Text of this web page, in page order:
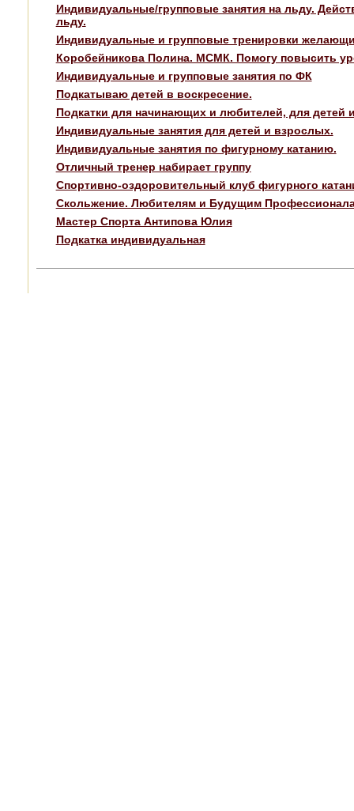
Индивидуальные/групповые занятия на льду.
льду.
Индивидуальные и групповые тренировки
Коробейникова Полина. МСМК. Помогу повысить
Индивидуальные и групповые занятия по ФК
Подкатываю детей в воскресение.
Подкатки для начинающих и любителей, для детей
Индивидуальные занятия для детей и взрослых.
Индивидуальные занятия по фигурному катанию.
Отличный тренер набирает группу
Спортивно-оздоровительный клуб фигурного
Скольжение. Любителям и Будущим
Мастер Спорта Антипова Юлия
Подкатка индивидуальная